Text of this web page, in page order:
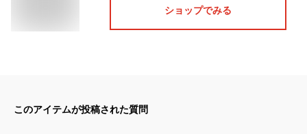
ショップでみる
このアイテムが投稿された質問